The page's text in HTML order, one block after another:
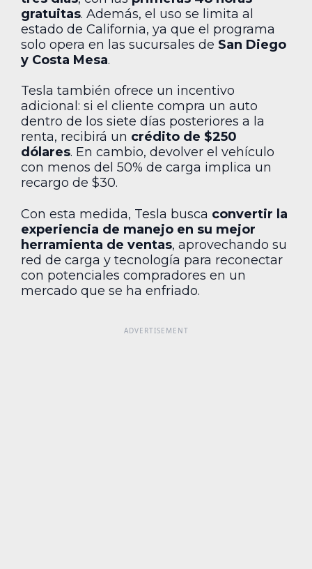
gratuitas. Además, el uso se limita al
estado de California, ya que el programa
solo opera en las sucursales de San Diego
y Costa Mesa.
Tesla también ofrece un incentivo
adicional: si el cliente compra un auto
dentro de los siete días posteriores a la
renta, recibirá un crédito de $250
dólares. En cambio, devolver el vehículo
con menos del 50% de carga implica un
recargo de $30.
Con esta medida, Tesla busca convertir la
experiencia de manejo en su mejor
herramienta de ventas, aprovechando su
red de carga y tecnología para reconectar
con potenciales compradores en un
mercado que se ha enfriado.